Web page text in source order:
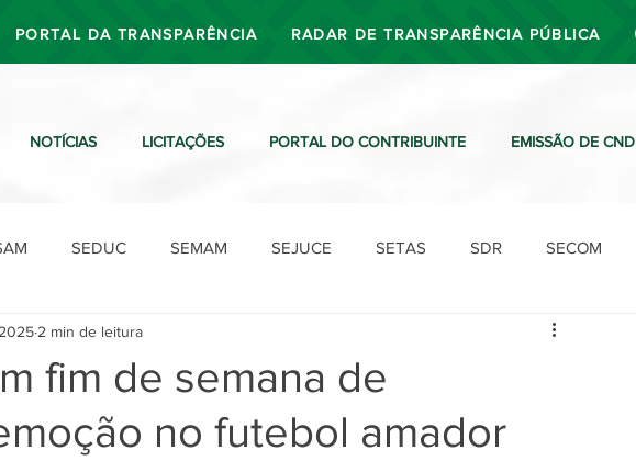
PORTAL DA TRANSPARÊNCIA RADAR DE TRANSPARÊNCIA PÚBLICA
NOTÍCIAS LICITAÇÕES PORTAL DO CONTRIBUINTE EMISSÃO DE CND
SEDUC SEMAM SEJUCE SETAS SDR SECOM
SDU Ouvidoria
fim de semana de
no futebol amador
2 min de leitura